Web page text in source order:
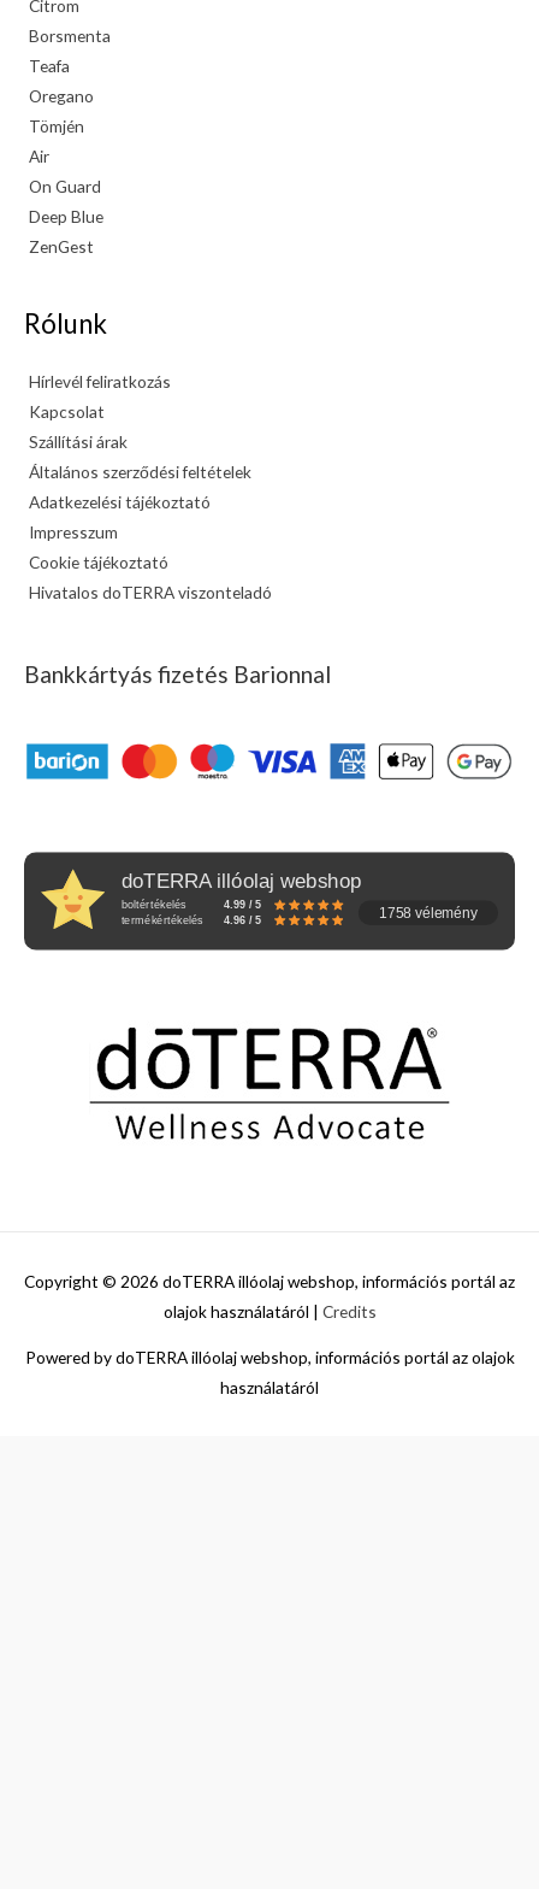
Citrom
Borsmenta
Teafa
Oregano
Tömjén
Air
On Guard
Deep Blue
ZenGest
Rólunk
Hírlevél feliratkozás
Kapcsolat
Szállítási árak
Általános szerződési feltételek
Adatkezelési tájékoztató
Impresszum
Cookie tájékoztató
Hivatalos doTERRA viszonteladó
Bankkártyás fizetés Barionnal
doTERRA illóolaj webshop
boltértékelés
4.99 / 5
termékértékelés
4.96 / 5 1758 vélemény
Copyright © 2026 doTERRA illóolaj webshop, információs portál az
olajok használatáról | Credits
Powered bydoTERRA illóolaj webshop, információs portál az olajok
használatáról